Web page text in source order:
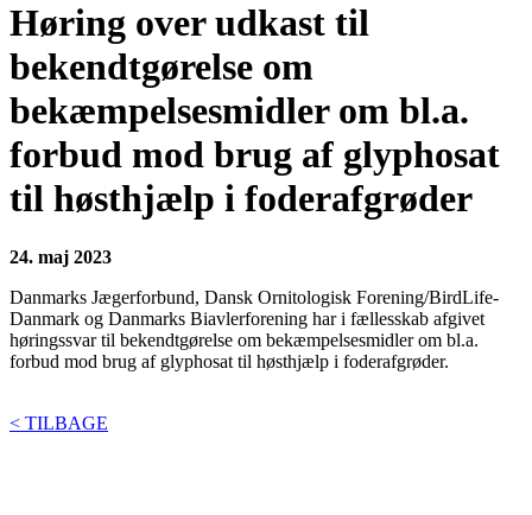
Høring over udkast til
bekendtgørelse om
bekæmpelsesmidler om bl.a.
forbud mod brug af glyphosat
til høsthjælp i foderafgrøder
24. maj 2023
Danmarks Jægerforbund, Dansk Ornitologisk Forening/BirdLife-
Danmark og Danmarks Biavlerforening har i fællesskab afgivet
høringssvar til bekendtgørelse om bekæmpelsesmidler om bl.a.
forbud mod brug af glyphosat til høsthjælp i foderafgrøder.
< TILBAGE